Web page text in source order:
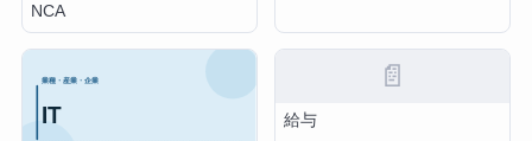
NCA
📄
給与